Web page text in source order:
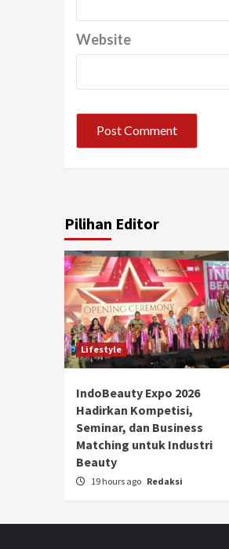
Website
Pilihan Editor
Lifestyle
IndoBeauty Expo 2026
Hadirkan Kompetisi,
Seminar, dan Business
Matching untuk Industri
Beauty
19 hours ago Redaksi